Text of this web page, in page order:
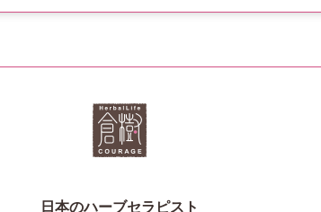
日本のハーブセラピスト